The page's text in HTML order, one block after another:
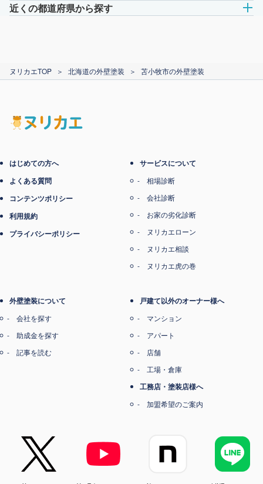
近くの都道府県から探す
ヌリカエTOP ＞ 北海道の外壁塗装 ＞ 苫小牧市の外壁塗装
はじめての方へ
よくある質問
コンテンツポリシー
利用規約
プライバシーポリシー
サービスについて
相場診断
会社診断
お家の劣化診断
ヌリカエローン
ヌリカエ相談
ヌリカエ虎の巻
外壁塗装について
会社を探す
助成金を探す
記事を読む
戸建て以外のオーナー様へ
マンション
アパート
店舗
工場・倉庫
工務店・塗装店様へ
加盟希望のご案内